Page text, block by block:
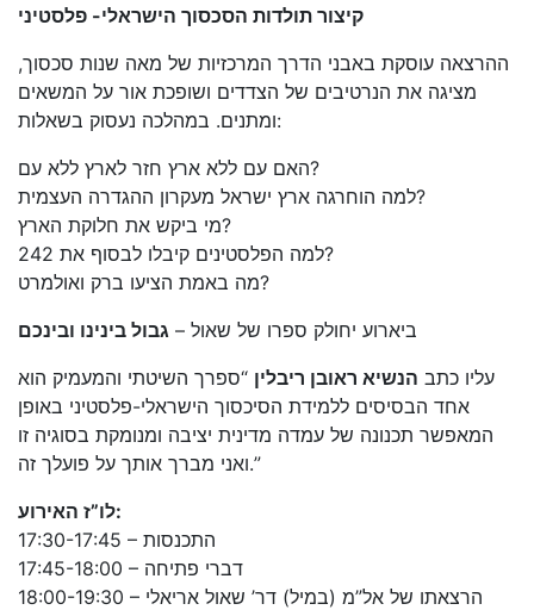
קיצור תולדות הסכסוך הישראלי- פלסטיני
ההרצאה עוסקת באבני הדרך המרכזיות של מאה שנות סכסוך,
מציגה את הנרטיבים של הצדדים ושופכת אור על המשאים
ומתנים. במהלכה נעסוק בשאלות:
האם עם ללא ארץ חזר לארץ ללא עם?
למה הוחרגה ארץ ישראל מעקרון ההגדרה העצמית?
מי ביקש את חלוקת הארץ?
למה הפלסטינים קיבלו לבסוף את 242?
מה באמת הציעו ברק ואולמרט?
ביארוע יחולק ספרו של שאול – גבול בינינו ובינכם
עליו כתב הנשיא ראובן ריבלין “ספרך השיטתי והמעמיק הוא
אחד הבסיסים ללמידת הסיכסוך הישראלי-פלסטיני באופן
המאפשר תכנונה של עמדה מדינית יציבה ומנומקת בסוגיה זו
ואני מברך אותך על פועלך זה.”
לו”ז האירוע:
17:30-17:45 – התכנסות
17:45-18:00 – דברי פתיחה
18:00-19:30 – הרצאתו של אל”מ (במיל) דר’ שאול אריאלי